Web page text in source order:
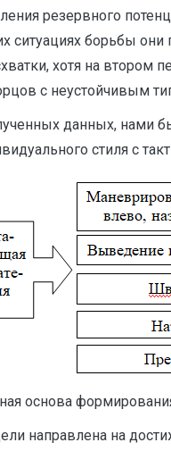
резервного
ситуациях борьбы они
хотя на втором
с неустойчивым
данных, нами
стиля с
основа
направлена на